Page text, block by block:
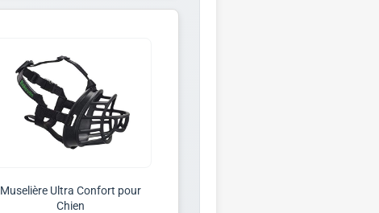
Muselière Ultra Confort pour
Chien